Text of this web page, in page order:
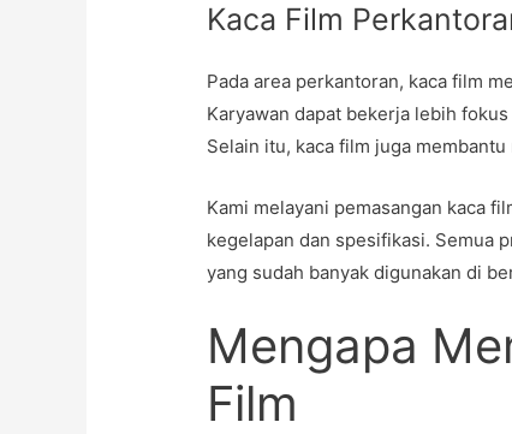
Kaca Film
Pada area perkantoran, kaca film
Karyawan dapat bekerja lebih
Selain itu, kaca film juga
Kami melayani pemasangan kaca
kegelapan dan spesifikasi. Semua
yang sudah banyak digunakan di
Mengapa
Film